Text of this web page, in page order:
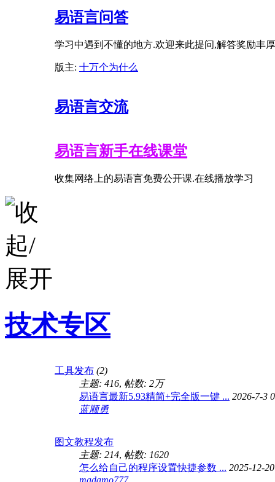
易语言问答
学习中遇到不懂的地方.欢迎来此提问,解答奖励丰厚
版主: 十万个为什么
易语言交流
易语言新手在线课堂
收集网络上的易语言免费公开课.在线播放学习
技术专区
工具发布 (2)
主题: 416, 帖数: 2万
易语言最新5.93精简+完全版一键 ... 2026-7-3
蓝顺勇
图文教程发布
主题: 214, 帖数: 1620
怎么给自己的程序设置快捷参数 ... 2025-12-